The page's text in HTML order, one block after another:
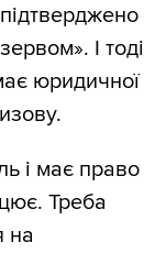
І тоді
юридичної
і має право
Треба
на